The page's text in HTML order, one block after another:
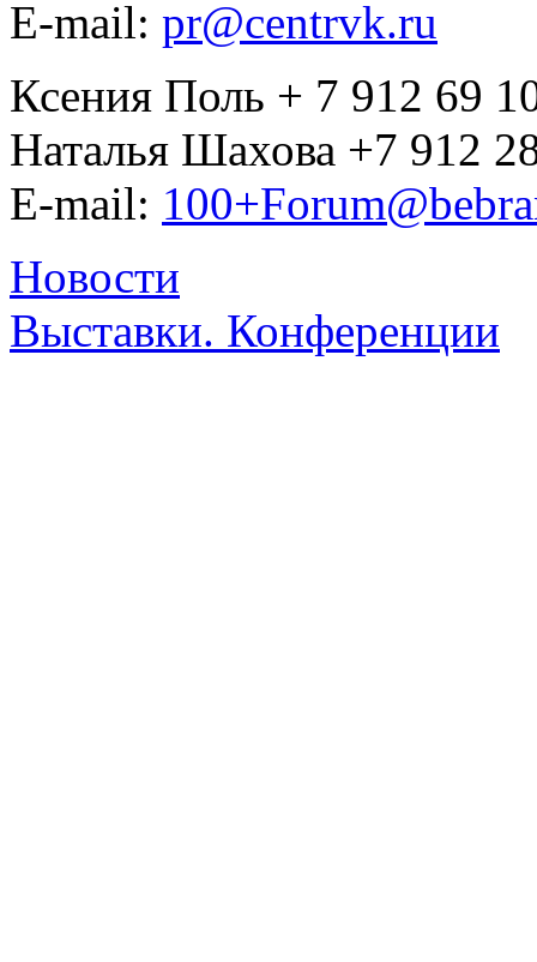
E-mail: pr@centrvk.ru
Ксения Поль + 7 912 69
Наталья Шахова +7 912
E-mail:
Новости
Выставки. Конференции